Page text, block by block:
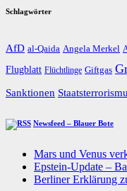
Schlagwörter
AfD al-Qaida Angela Merkel
Flugblatt Flüchtlinge Giftgas
Sanktionen
Newsfeed – Blauer Bote
Mars und Venus
Epstein-Update –
Berliner Erklärung